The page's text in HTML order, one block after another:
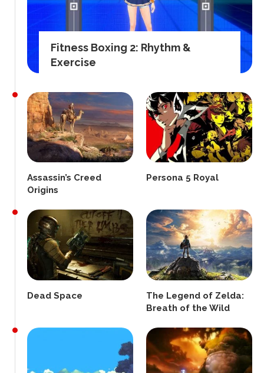
Fitness Boxing 2: Rhythm &
Exercise
Assassin’s Creed
Origins
Persona 5 Royal
Dead Space
The Legend of Zelda:
Breath of the Wild